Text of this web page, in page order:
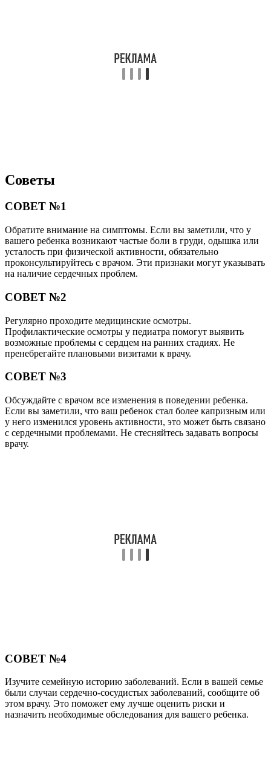
Советы
СОВЕТ №1
Обратите внимание на симптомы. Если вы заметили, что у
вашего ребенка возникают частые боли в груди, одышка или
усталость при физической активности, обязательно
проконсультируйтесь с врачом. Эти признаки могут указывать
на наличие сердечных проблем.
СОВЕТ №2
Регулярно проходите медицинские осмотры.
Профилактические осмотры у педиатра помогут выявить
возможные проблемы с сердцем на ранних стадиях. Не
пренебрегайте плановыми визитами к врачу.
СОВЕТ №3
Обсуждайте с врачом все изменения в поведении ребенка.
Если вы заметили, что ваш ребенок стал более капризным или
у него изменился уровень активности, это может быть связано
с сердечными проблемами. Не стесняйтесь задавать вопросы
врачу.
СОВЕТ №4
Изучите семейную историю заболеваний. Если в вашей семье
были случаи сердечно-сосудистых заболеваний, сообщите об
этом врачу. Это поможет ему лучше оценить риски и
назначить необходимые обследования для вашего ребенка.